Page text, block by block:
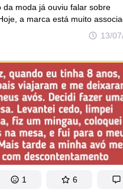
13/
da moda já ouviu falar sobre
a marca está muito
moletons oversized e
um guarda-roupa moderno.
de se tratar de uma
relativamente pouco tempo e
nicho. No entanto, não
fundador da casa Balenciaga,
um estilista admirado por
Coco Chanel, nasceu no século
1 6